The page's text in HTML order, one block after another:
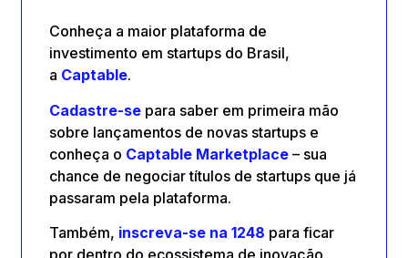
Conheça a maior plataforma de
investimento em startups do Brasil,
a Captable.
Cadastre-se para saber em primeira mão
sobre lançamentos de novas startups e
conheça o Captable Marketplace – sua
chance de negociar títulos de startups que já
passaram pela plataforma.
Também, inscreva-se na 1248 para ficar